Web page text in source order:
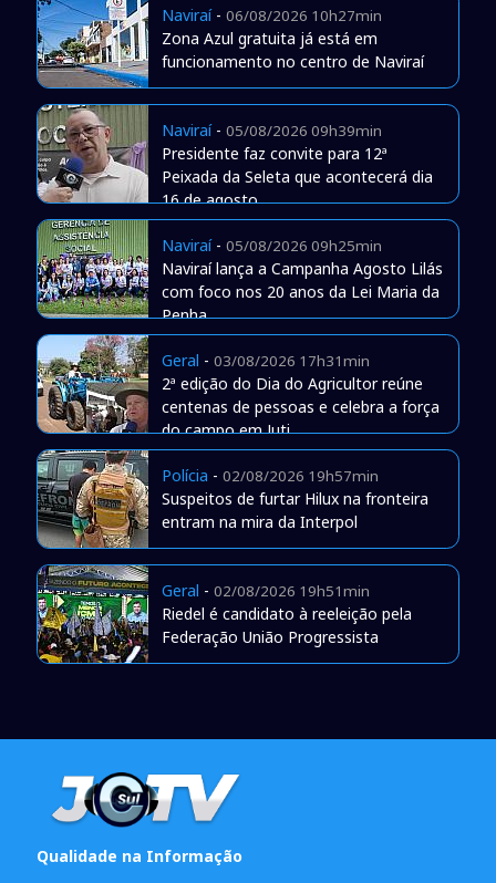
Naviraí- 06/08/2026 10h27min
Zona Azul gratuita já está em
funcionamento no centro de Naviraí
Naviraí- 05/08/2026 09h39min
Presidente faz convite para 12ª
Peixada da Seleta que acontecerá dia
16 de agosto
Naviraí- 05/08/2026 09h25min
Naviraí lança a Campanha Agosto Lilás
com foco nos 20 anos da Lei Maria da
Penha
Geral - 03/08/2026 17h31min
2ª edição do Dia do Agricultor reúne
centenas de pessoas e celebra a força
do campo em Juti
Polícia - 02/08/2026 19h57min
Suspeitos de furtar Hilux na fronteira
entram na mira da Interpol
Geral - 02/08/2026 19h51min
Riedel é candidato à reeleição pela
Federação União Progressista
Qualidade na Informação